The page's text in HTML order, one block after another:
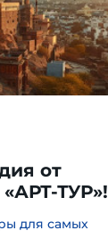
от
ТУР»!
для самых